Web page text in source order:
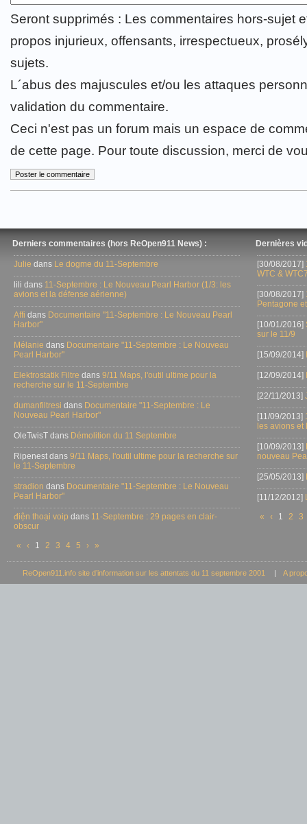
Seront supprimés : Les commentaires hors-sujet
propos injurieux, offensants, irrespectueux,
sujets.
L´abus des majuscules et/ou les attaques
validation du commentaire.
Ceci n'est pas un forum mais un espace de
de cette page. Pour toute discussion, merci de
Derniers commentaires (hors ReOpen911 News) :
Julie dans Le dogme du 11-Septembre
lili dans 11-Septembre : Le Nouveau Pearl Harbor (1/3: les
avions et la défense aérienne)
Affi dans Documentaire "11-Septembre : Le Nouveau Pearl
Harbor"
Mélanie dans Documentaire "11-Septembre : Le Nouveau
Pearl Harbor"
Elektrostatik Filtre dans 9/11 Maps, l'outil ultime pour la
recherche sur le 11-Septembre
dumanfiltresi dans Documentaire "11-Septembre : Le
Nouveau Pearl Harbor"
OleTwisT dans Démolition du 11 Septembre
Ripenest dans 9/11 Maps, l'outil ultime pour la recherche sur
le 11-Septembre
stradion dans Documentaire "11-Septembre : Le Nouveau
Pearl Harbor"
điện thoại voip dans 11-Septembre : 29 pages en clair-
obscur
«
‹ 1 2 3 4 5 › »
Dernières
[30/08/2017]
WTC &
[30/08/2017]
Pentagone
[10/01/2016]
sur le 11/9
[15/09/2014]
[12/09/2014]
[22/11/2013]
[11/09/2013]
les avions
[10/09/2013]
nouveau
[25/05/2013]
[11/12/2012]
«
‹ 1 2 3
ReOpen911.info site d’information sur les attentats du 11 septembre 2001 | A